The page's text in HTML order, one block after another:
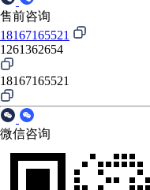
售前咨询
18167165521
1261362654
18167165521
微信咨询